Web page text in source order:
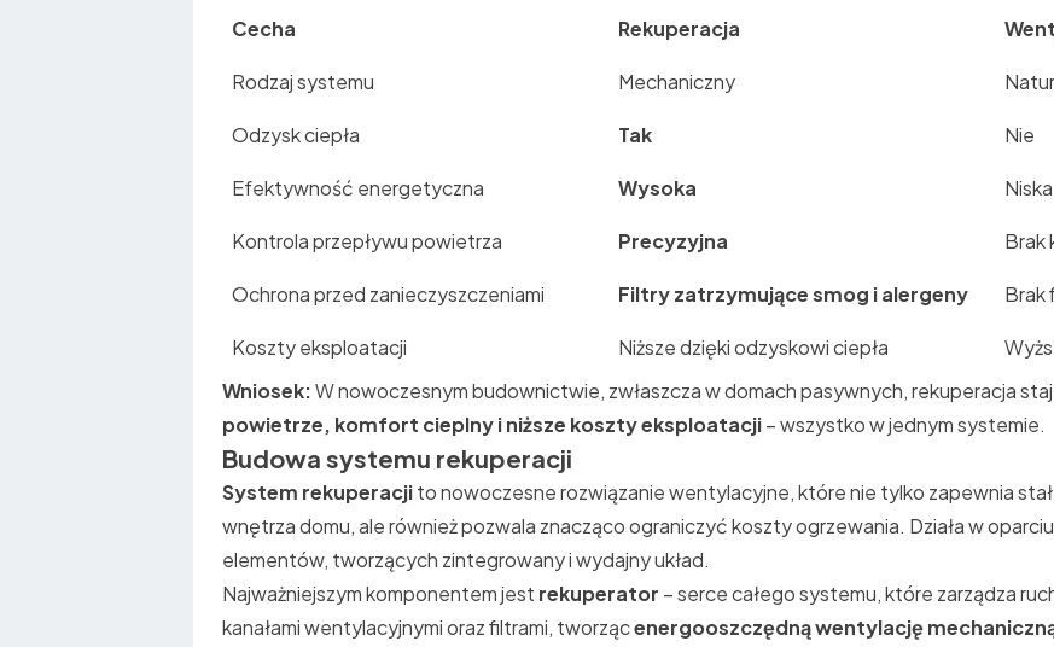
Cecha
Rekuperacja
Rodzaj systemu Mechaniczny
Odzysk ciepła Tak Nie
Efektywność energetyczna Wysoka Niska
Kontrola przepływu powietrza Precyzyjna Brak
Ochrona przed zanieczyszczeniami Filtry zatrzymujące smog i alergeny Brak
Koszty eksploatacji Niższe dzięki odzyskowi ciepła
Wniosek:W nowoczesnym budownictwie, zwłaszcza w domach pasywnych, rekuperacja
powietrze, komfort cieplny i niższe koszty eksploatacji– wszystko w jednym systemie.
Budowa systemu rekuperacji
System rekuperacjito nowoczesne rozwiązanie wentylacyjne, które nie tylko zapewnia
wnętrza domu, ale również pozwala znacząco ograniczyć koszty ogrzewania. Działa w
elementów, tworzących zintegrowany i wydajny układ.
Najważniejszym komponentem jest rekuperator – serce całego systemu, które zarządza
kanałami wentylacyjnymi oraz filtrami, tworzącenergooszczędną wentylację